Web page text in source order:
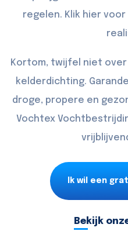
regelen. Klik hier voor
Kortom, twijfel niet
kelderdichting.
droge, propere en
Vochtex
Ik wil een
Bekijk